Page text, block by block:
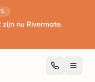
zijn nu Rivermate.